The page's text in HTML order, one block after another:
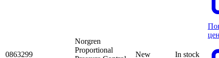
0863299
Norgren
Proportional
New In stock